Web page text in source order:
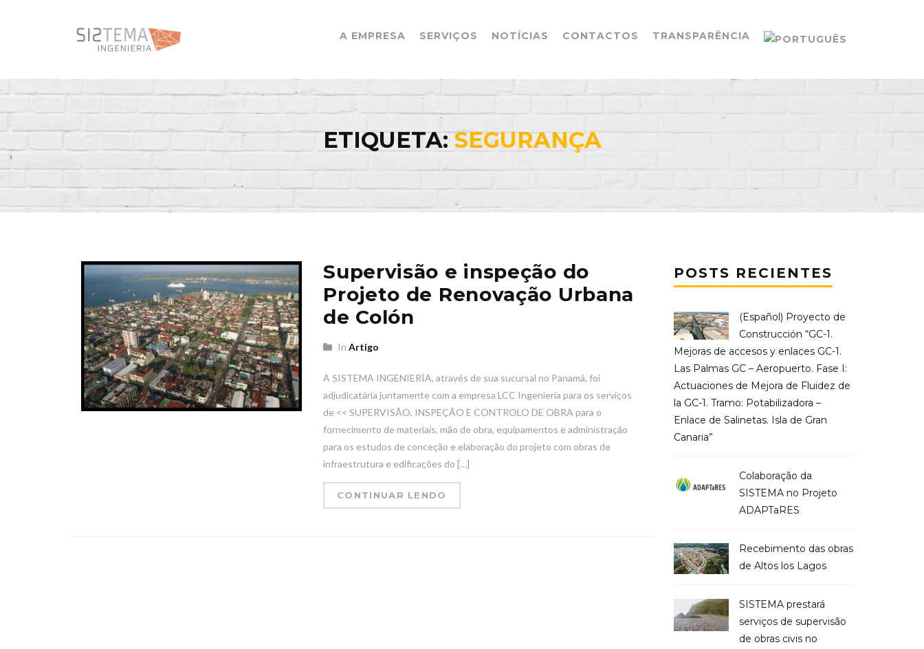
A EMPRESA SERVIÇOS NOTÍCIAS CONTACTOS TRANSPARÊNCIA
ETIQUETA:SEGURANÇA
Supervisão e inspeção do
Projeto de Renovação Urbana
de Colón
InArtigo
A SISTEMA INGENIERÍA, através de sua sucursal no Panamá, foi
adjudicatária juntamente com a empresa LCC Ingeniería para os serviços
de << SUPERVISÃO, INSPEÇÃO E CONTROLO DE OBRA para o
fornecimento de materiais, mão de obra, equipamentos e administração
para os estudos de conceção e elaboração do projeto com obras de
infraestrutura e edificações do […]
CONTINUAR LENDO
POSTS RECIENTES
(Español) Proyecto de
Construcción “GC-1.
Mejoras de accesos y enlaces GC-1.
Las Palmas GC – Aeropuerto. Fase I:
Actuaciones de Mejora de Fluidez de
la GC-1. Tramo: Potabilizadora –
Enlace de Salinetas. Isla de Gran
Canaria”
Colaboração da
SISTEMA no Projeto
ADAPTaRES
Recebimento das obras
de Altos los Lagos
SISTEMA prestará
serviços de supervisão
de obras civis no